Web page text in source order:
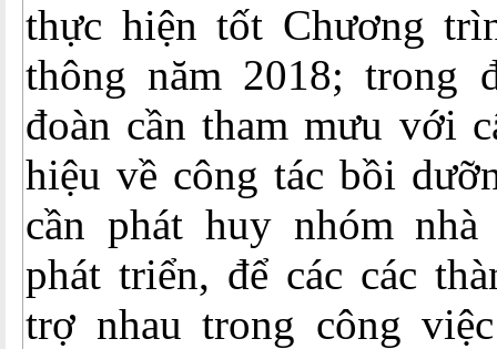
thực hiện tốt Chương
thông năm 2018; trong
đoàn cần tham mưu với
hiệu về công tác bồi
cần phát huy nhóm
phát triển, để các các
trợ nhau trong công